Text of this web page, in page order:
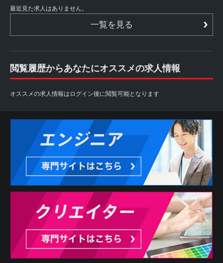
最近見た求人はありません。
一覧を見る
閲覧履歴からあなたにオススメの求人情報
オススメの求人情報はログイン後に閲覧可能となります